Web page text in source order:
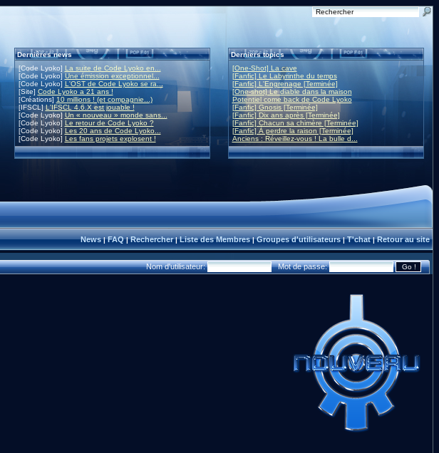
Dernières news
[Code Lyoko] La suite de Code Lyoko en...
[Code Lyoko]Une émission exceptionnel...
[Code Lyoko] L'OST de Code Lyoko se ra...
[Site] Code Lyoko a 21 ans !
[Créations] 10 millions ! (et compagnie...)
[IFSCL]L'IFSCL 4.6.X est jouable !
[Code Lyoko] Un « nouveau » monde sans...
[Code Lyoko] Le retour de Code Lyoko ?
[Code Lyoko] Les 20 ans de Code Lyoko...
[Code Lyoko] Les fans projets explosent !
Derniers topics
[One-Shot] La cave
[Fanfic] Le Labyrinthe du temps
[Fanfic] L'Engrenage [Terminée]
[One-shot] Le diable dans la maison
Potentiel come back de Code Lyoko
[Fanfic] Gnosis [Terminée]
[Fanfic] Dix ans après [Terminée]
[Fanfic] Chacun sa chimère [Terminée]
[Fanfic] À perdre la raison [Terminée]
Anciens : Réveillez-vous ! La bulle d...
News|FAQ|Rechercher|Liste des Membres|Groupes d'utilisateurs|T'chat|Retour au site
Nom d'utilisateur: Mot de passe: